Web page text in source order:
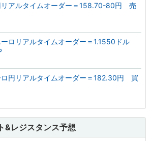
リアルタイムオーダー＝158.70-80円 売
ーロリアルタイムオーダー＝1.1550ドル
ロ円リアルタイムオーダー＝182.30円 買
&レジスタンス予想